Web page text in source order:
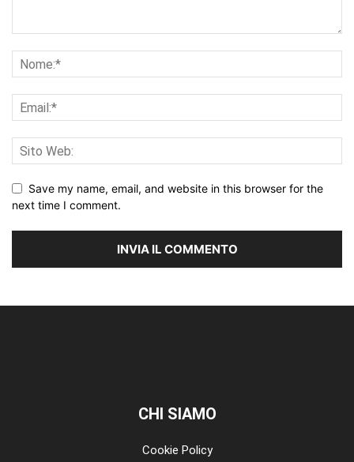
Save my name, email, and website in this browser for the
next time I comment.
CHI SIAMO
Cookie Policy